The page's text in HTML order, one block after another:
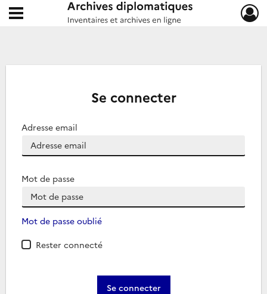
Archives diplomatiques
Ouvrir le menu déroulant
Se connecter
Adresse email
Mot de passe
Mot de passe oublié
Rester connecté
Se connecter